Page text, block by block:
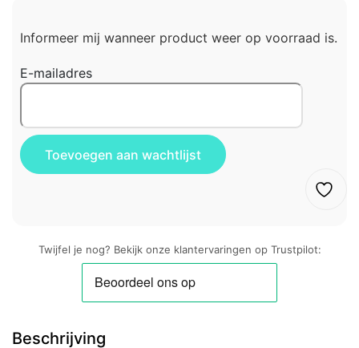
Informeer mij wanneer product weer op voorraad is.
E-mailadres
Twijfel je nog? Bekijk onze klantervaringen op Trustpilot:
Beschrijving